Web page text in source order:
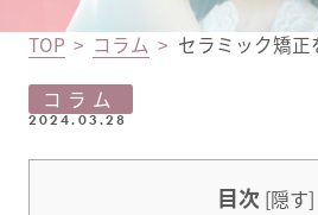
TOP コラム セラミック矯正
コラム
2024.03.28
目次 [隠す]